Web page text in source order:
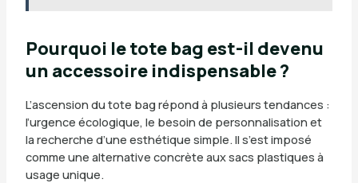
Pourquoi le tote bag est-il devenu
un accessoire indispensable ?
L’ascension du tote bag répond à plusieurs tendances :
l’urgence écologique, le besoin de personnalisation et
la recherche d’une esthétique simple. Il s’est imposé
comme une alternative concrète aux sacs plastiques à
usage unique.